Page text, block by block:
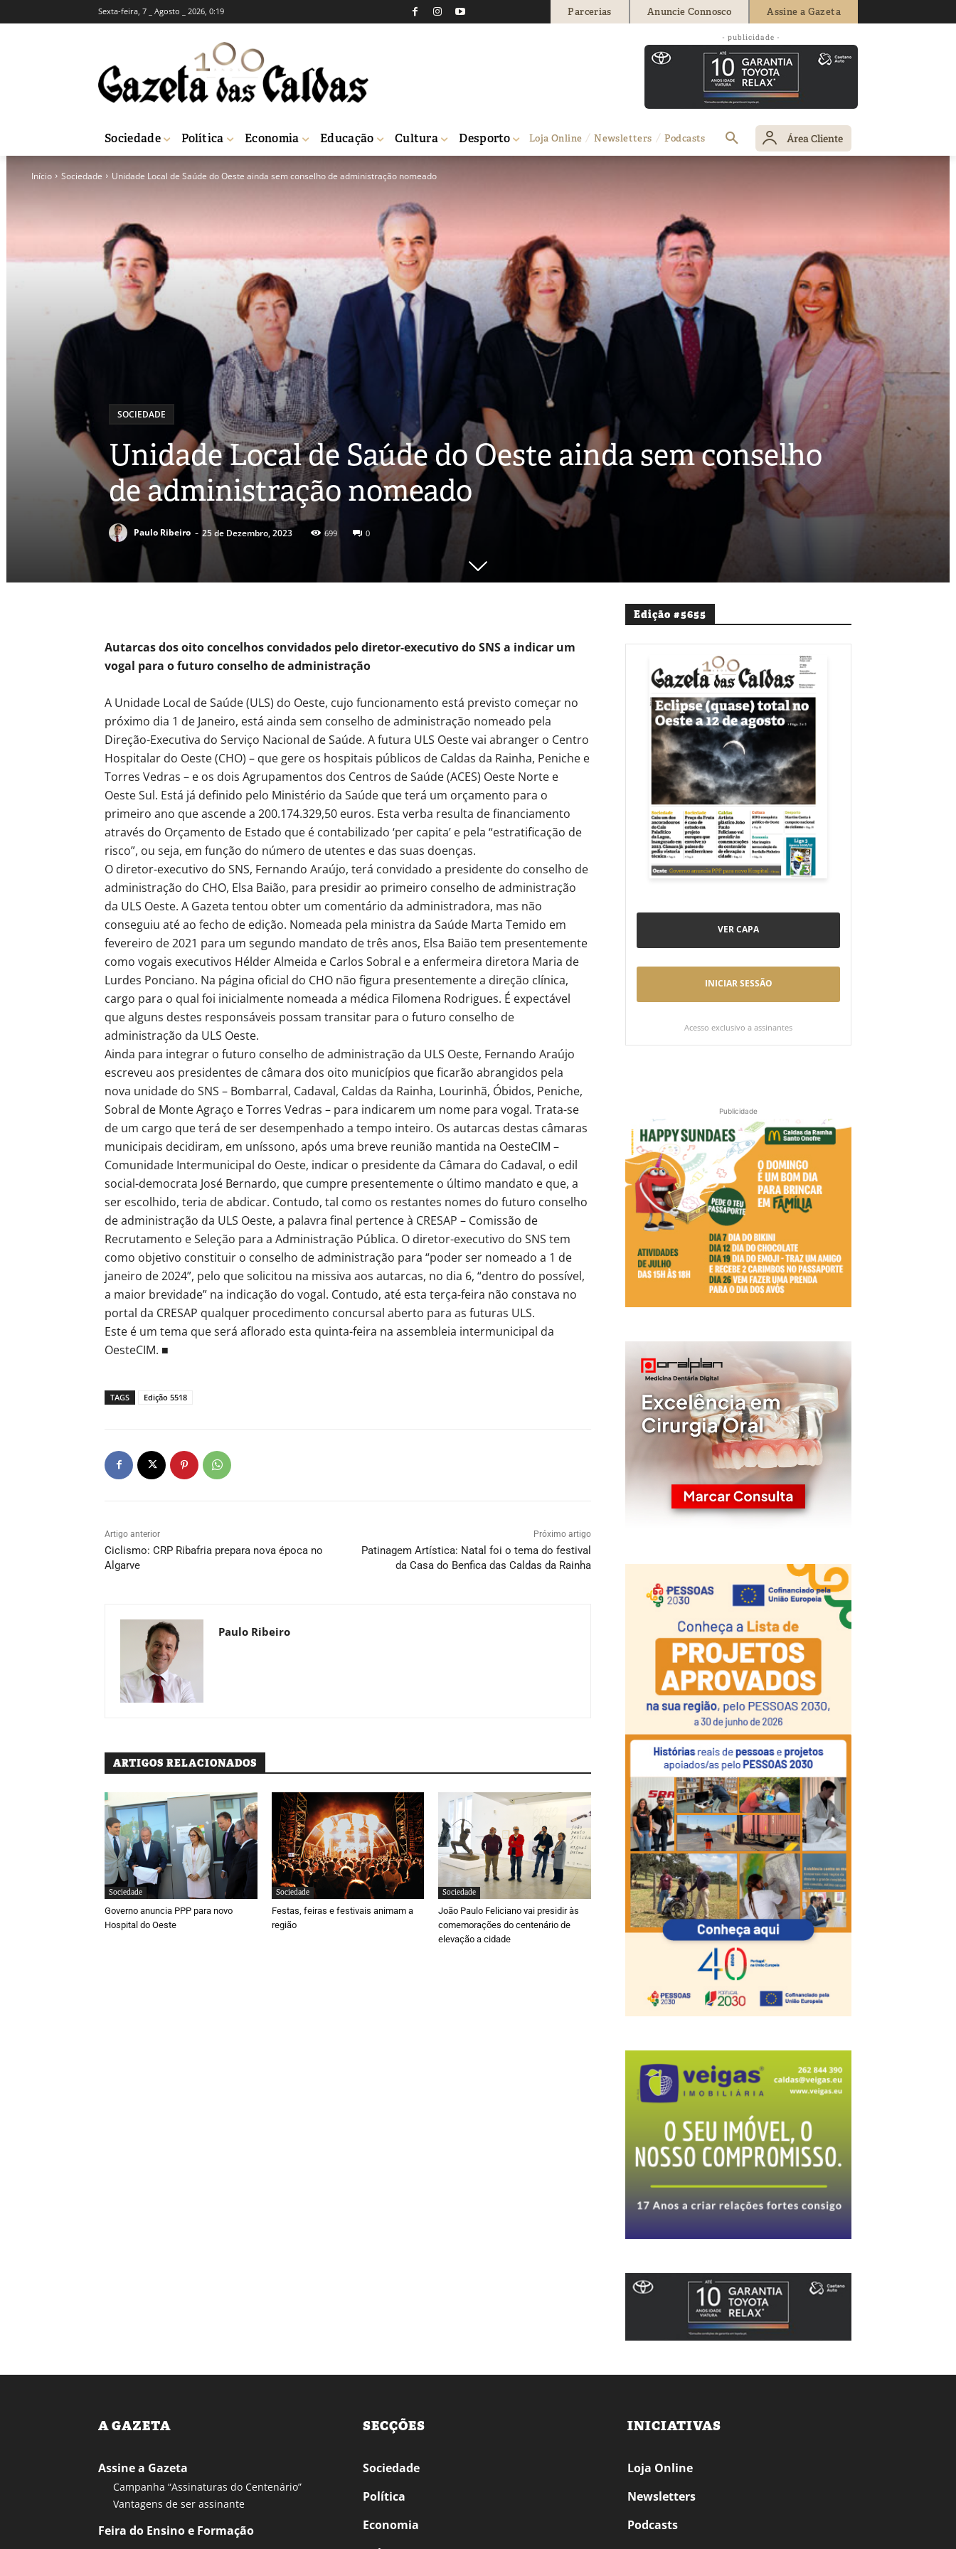
Sexta-feira, 7 _ Agosto _ 2026, 0:19 Parcerias Anuncie Connosco Assine a Gazeta
- publicidade -
Sociedade Política Economia Educação Cultura Desporto Loja Online Newsletters Podcasts Área Cliente
Início Sociedade Unidade Local de Saúde do Oeste ainda sem conselho de administração nomeado
SOCIEDADE
Unidade Local de Saúde do Oeste ainda sem conselho
de administração nomeado
Paulo Ribeiro - 25 de Dezembro, 2023 699 0
Autarcas dos oito concelhos convidados pelo diretor-executivo do SNS a indicar um
vogal para o futuro conselho de administração
A Unidade Local de Saúde (ULS) do Oeste, cujo funcionamento está previsto começar no
próximo dia 1 de Janeiro, está ainda sem conselho de administração nomeado pela
Direção-Executiva do Serviço Nacional de Saúde. A futura ULS Oeste vai abranger o Centro
Hospitalar do Oeste (CHO) – que gere os hospitais públicos de Caldas da Rainha, Peniche e
Torres Vedras – e os dois Agrupamentos dos Centros de Saúde (ACES) Oeste Norte e
Oeste Sul. Está já definido pelo Ministério da Saúde que terá um orçamento para o
primeiro ano que ascende a 200.174.329,50 euros. Esta verba resulta de financiamento
através do Orçamento de Estado que é contabilizado ‘per capita’ e pela “estratificação de
risco”, ou seja, em função do número de utentes e das suas doenças.
O diretor-executivo do SNS, Fernando Araújo, terá convidado a presidente do conselho de
administração do CHO, Elsa Baião, para presidir ao primeiro conselho de administração
da ULS Oeste. A Gazeta tentou obter um comentário da administradora, mas não
conseguiu até ao fecho de edição. Nomeada pela ministra da Saúde Marta Temido em
fevereiro de 2021 para um segundo mandato de três anos, Elsa Baião tem presentemente
como vogais executivos Hélder Almeida e Carlos Sobral e a enfermeira diretora Maria de
Lurdes Ponciano. Na página oficial do CHO não figura presentemente a direção clínica,
cargo para o qual foi inicialmente nomeada a médica Filomena Rodrigues. É expectável
que alguns destes responsáveis possam transitar para o futuro conselho de
administração da ULS Oeste.
Ainda para integrar o futuro conselho de administração da ULS Oeste, Fernando Araújo
escreveu aos presidentes de câmara dos oito municípios que ficarão abrangidos pela
nova unidade do SNS – Bombarral, Cadaval, Caldas da Rainha, Lourinhã, Óbidos, Peniche,
Sobral de Monte Agraço e Torres Vedras – para indicarem um nome para vogal. Trata-se
de um cargo que terá de ser desempenhado a tempo inteiro. Os autarcas destas câmaras
municipais decidiram, em uníssono, após uma breve reunião mantida na OesteCIM –
Comunidade Intermunicipal do Oeste, indicar o presidente da Câmara do Cadaval, o edil
social-democrata José Bernardo, que cumpre presentemente o último mandato e que, a
ser escolhido, teria de abdicar. Contudo, tal como os restantes nomes do futuro conselho
de administração da ULS Oeste, a palavra final pertence à CRESAP – Comissão de
Recrutamento e Seleção para a Administração Pública. O diretor-executivo do SNS tem
como objetivo constituir o conselho de administração para “poder ser nomeado a 1 de
janeiro de 2024”, pelo que solicitou na missiva aos autarcas, no dia 6, “dentro do possível,
a maior brevidade” na indicação do vogal. Contudo, até esta terça-feira não constava no
portal da CRESAP qualquer procedimento concursal aberto para as futuras ULS.
Este é um tema que será aflorado esta quinta-feira na assembleia intermunicipal da
OesteCIM. ■
TAGS Edição 5518
Artigo anterior
Ciclismo: CRP Ribafria prepara nova época no
Algarve
Próximo artigo
Patinagem Artística: Natal foi o tema do festival
da Casa do Benfica das Caldas da Rainha
Paulo Ribeiro
ARTIGOS RELACIONADOS
Sociedade
Governo anuncia PPP para novo
Hospital do Oeste
Sociedade
Festas, feiras e festivais animam a
região
Sociedade
João Paulo Feliciano vai presidir às
comemorações do centenário de
elevação a cidade
Edição #5655
VER CAPA
INICIAR SESSÃO
Acesso exclusivo a assinantes
Publicidade
A GAZETA
Assine a Gazeta
Campanha “Assinaturas do Centenário”
Vantagens de ser assinante
Feira do Ensino e Formação
SECÇÕES
Sociedade
Política
Economia
INICIATIVAS
Loja Online
Newsletters
Podcasts